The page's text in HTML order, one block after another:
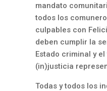
mandato
todos los
culpables con
deben cumplir la
Estado criminal y
(in)justicia
Todas y todos los